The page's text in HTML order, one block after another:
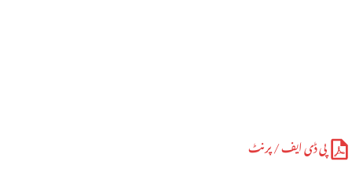
پی ڈی ایف / پرنٹ